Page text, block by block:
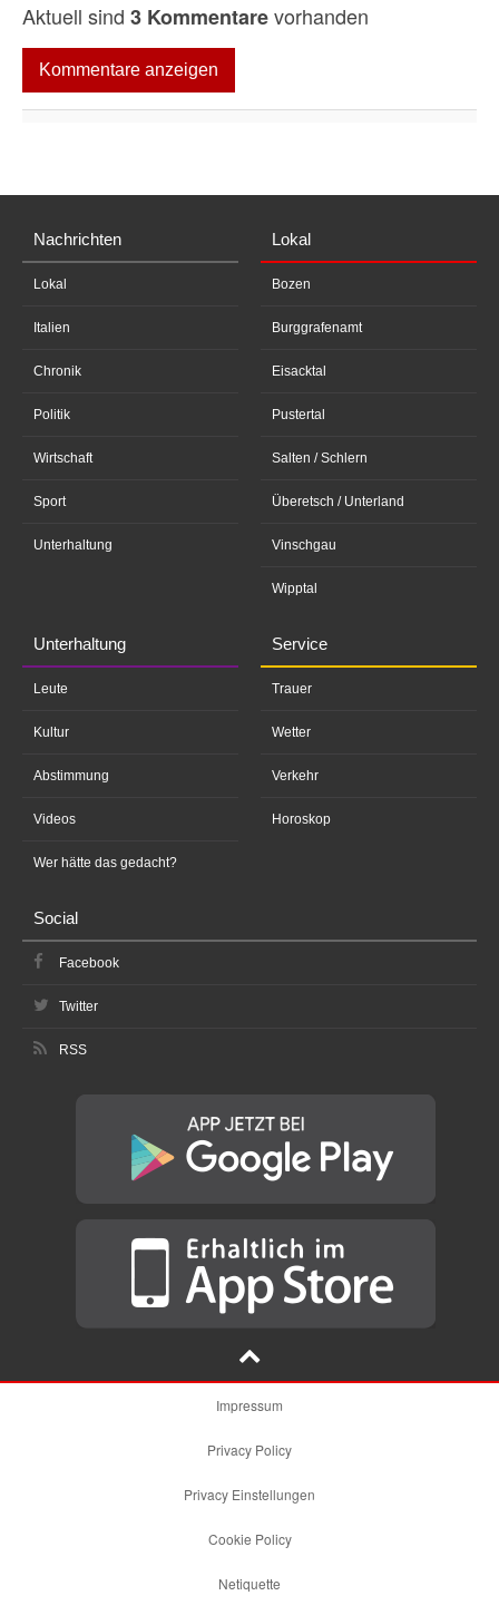
Aktuell sind 3 Kommentarevorhanden
Kommentare anzeigen
Nachrichten
Lokal
Italien
Chronik
Politik
Wirtschaft
Sport
Unterhaltung
Lokal
Bozen
Burggrafenamt
Eisacktal
Pustertal
Salten / Schlern
Überetsch / Unterland
Vinschgau
Wipptal
Unterhaltung
Leute
Kultur
Abstimmung
Videos
Wer hätte das gedacht?
Service
Trauer
Wetter
Verkehr
Horoskop
Social
Facebook
Twitter
RSS
Impressum
Privacy Policy
Privacy Einstellungen
Cookie Policy
Netiquette